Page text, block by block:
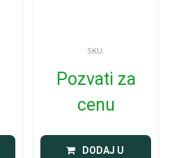
SKU:
Pozvati za
cenu
DODAJ U